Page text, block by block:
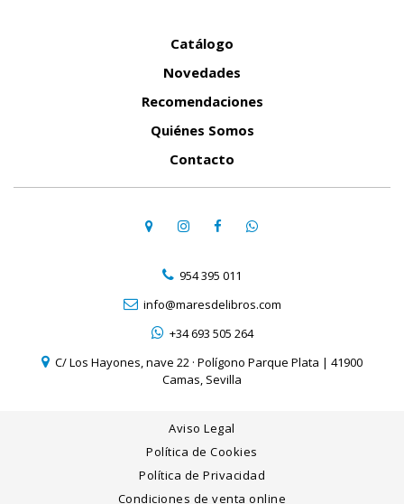
Catálogo
Novedades
Recomendaciones
Quiénes Somos
Contacto
954 395 011
info@maresdelibros.com
+34 693 505 264
C/ Los Hayones, nave 22 · Polígono Parque Plata | 41900
Camas, Sevilla
Aviso Legal
Política de Cookies
Política de Privacidad
Condiciones de venta online